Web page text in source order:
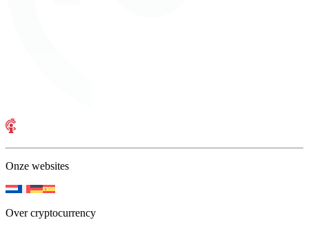
Onze websites
Over cryptocurrency